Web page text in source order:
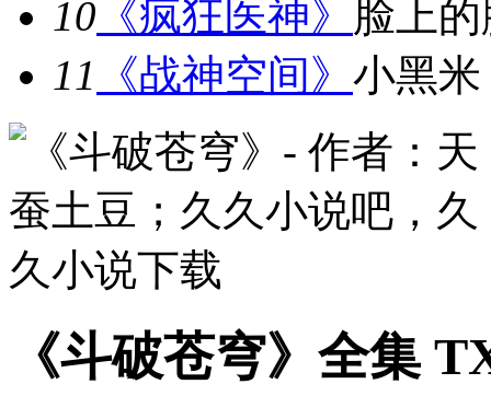
10 《疯狂医神》 脸上
11
《战神空间》 小黑米
《斗破苍穹》全集